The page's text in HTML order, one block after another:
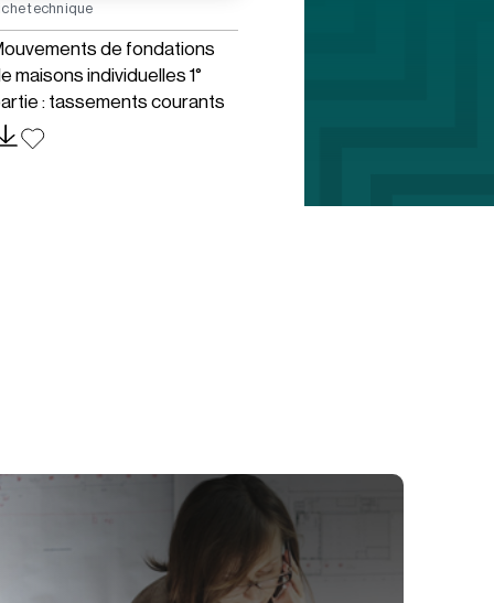
technique
de fondations
maisons individuelles 1°
: tassements courants